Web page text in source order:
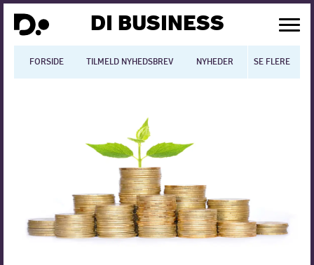
DI BUSINESS
FORSIDE TILMELD NYHEDSBREV NYHEDER BLOGS
SE FLERE
International økonomi
Arbejdsmiljø